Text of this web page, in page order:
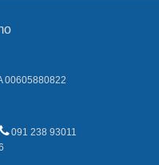
00605880822
091 238 93011